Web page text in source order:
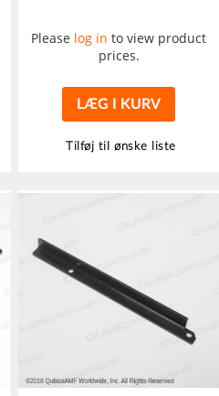
Please log in to view product
prices.
LÆG I KURV
Tilføj til ønske liste